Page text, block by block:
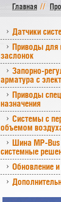
Главная
Датчики
Приводы
заслонок
Запорно-
арматура с
Приводы
назначения
Системы с
объемом
Шина MP-Bus
системные
Обновление